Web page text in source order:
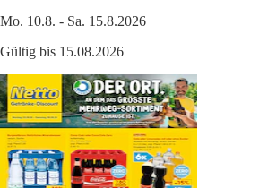
Mo. 10.8. - Sa. 15.8.2026
Gültig bis 15.08.2026